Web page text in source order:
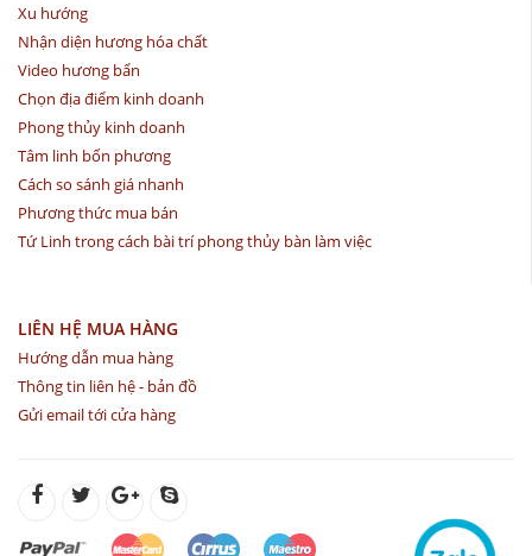
Xu hướng
Nhận diện hương hóa chất
Video hương bẩn
Chọn địa điểm kinh doanh
Phong thủy kinh doanh
Tâm linh bốn phương
Cách so sánh giá nhanh
Phương thức mua bán
Tứ Linh trong cách bài trí phong thủy bàn làm việc
LIÊN HỆ MUA HÀNG
Hướng dẫn mua hàng
Thông tin liên hệ - bản đồ
Gửi email tới cửa hàng